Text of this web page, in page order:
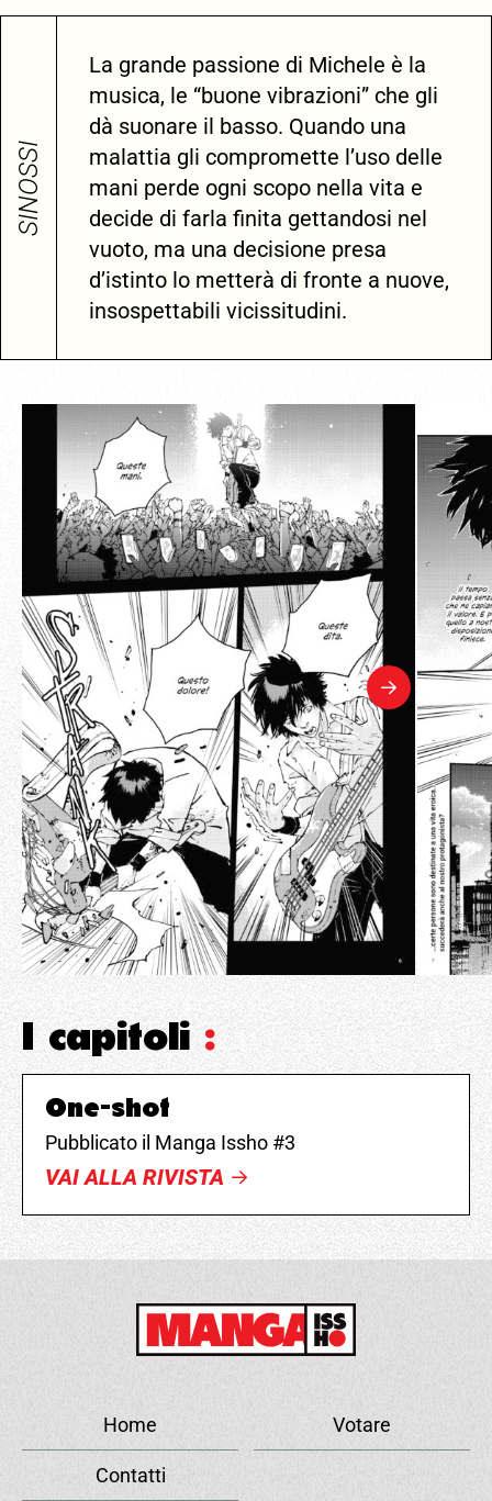
SINOSSI
La grande passione di Michele è la
musica, le “buone vibrazioni” che gli
dà suonare il basso. Quando una
malattia gli compromette l’uso delle
mani perde ogni scopo nella vita e
decide di farla finita gettandosi nel
vuoto, ma una decisione presa
d’istinto lo metterà di fronte a nuove,
insospettabili vicissitudini.
I capitoli:
One-shot
Pubblicato il Manga Issho #3
VAI ALLA RIVISTA
Home Votare
Contatti